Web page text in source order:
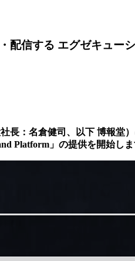
配信する エグゼキュー
長：名倉健司、以下 博報堂
Platform」の提供を開始しま